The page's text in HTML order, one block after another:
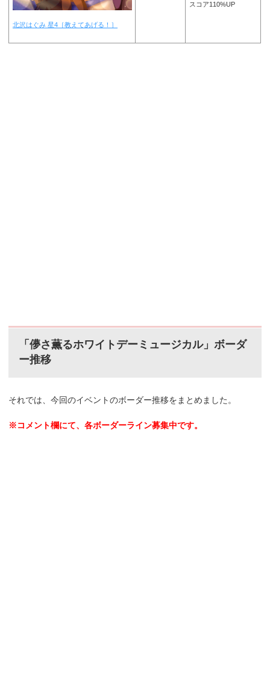
北沢はぐみ 星4［教えてあげる！］
スコア110%UP
「儚さ薫るホワイトデーミュージカル」ボーダ
ー推移
それでは、今回のイベントのボーダー推移をまとめました。
※コメント欄にて、各ボーダーライン募集中です。